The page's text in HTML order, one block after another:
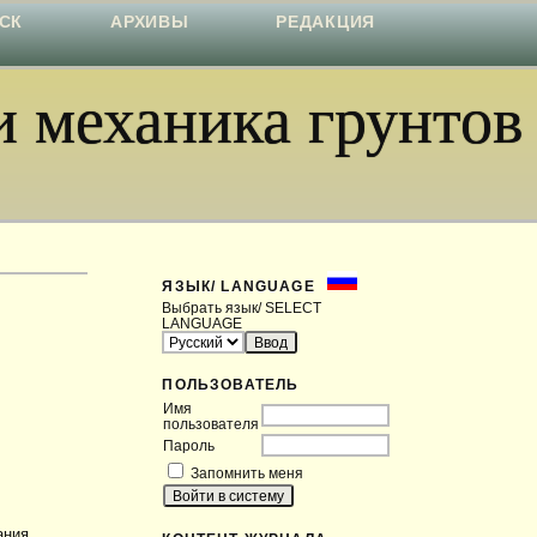
грунтов
ЯЗЫК/ LANGUAGE
Выбрать язык/ SELECT
LANGUAGE
ПОЛЬЗОВАТЕЛЬ
Имя
пользователя
Пароль
Запомнить меня
АРХИВЫ РЕДАКЦИЯ